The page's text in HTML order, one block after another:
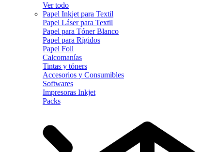
Ver todo
Papel Inkjet para Textil
Papel Láser para Textil
Papel para Tóner Blanco
Papel para Rígidos
Papel Foil
Calcomanías
Tintas y tóners
Accesorios y Consumibles
Softwares
Impresoras Inkjet
Packs